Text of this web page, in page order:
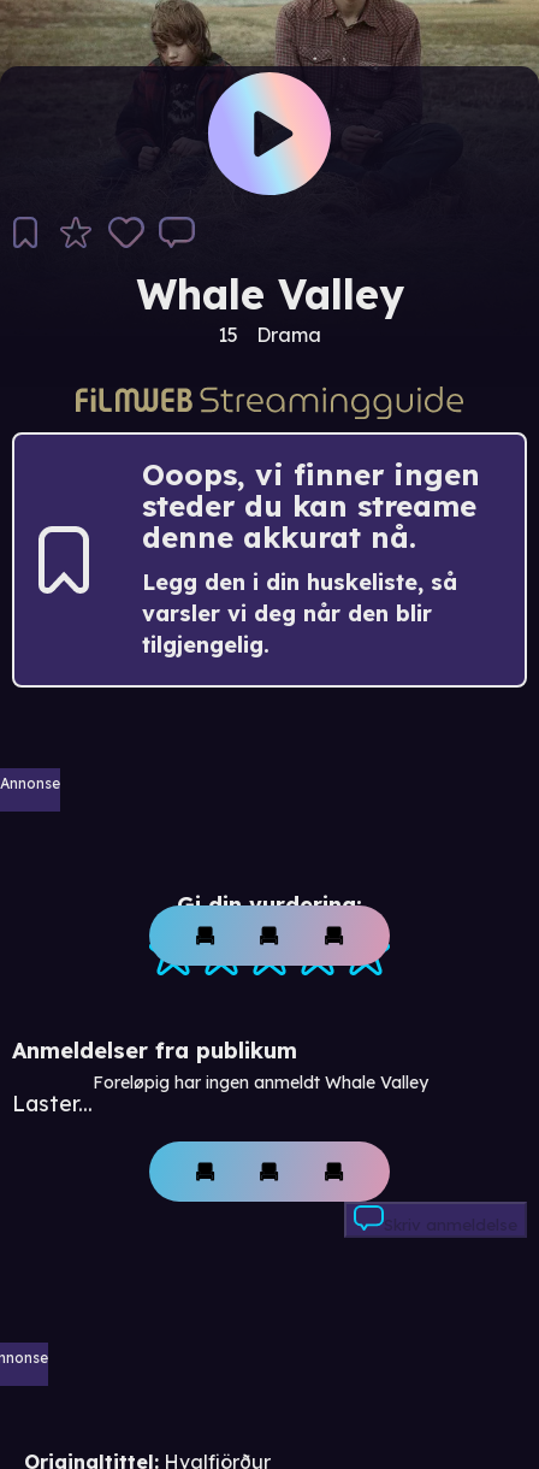
Whale Valley
15 Drama
Ooops, vi finner ingen
steder du kan streame
denne akkurat nå.
Legg den i din huskeliste, så
varsler vi deg når den blir
tilgjengelig.
Annonse
Gi din vurdering:
Anmeldelser fra publikum
Laster...
Foreløpig har ingen anmeldt Whale Valley
Skriv anmeldelse
Originaltittel: Hvalfjörður